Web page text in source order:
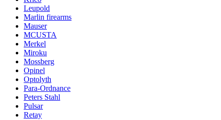
Leupold
Marlin firearms
Mauser
MCUSTA
Merkel
Miroku
Mossberg
Opinel
Optolyth
Para-Ordnance
Peters Stahl
Pulsar
Retay